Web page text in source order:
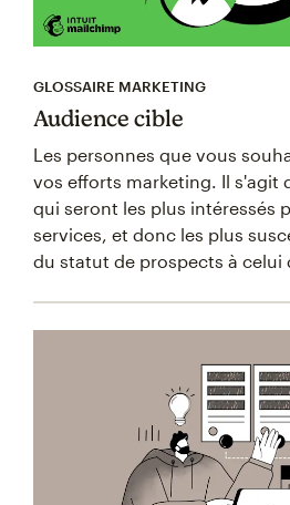
GLOSSAIRE MARKETING
Audience cible
Les personnes que vous
vos efforts marketing. Il s'agit
qui seront les plus intéressés
services, et donc les plus
du statut de prospects à celui